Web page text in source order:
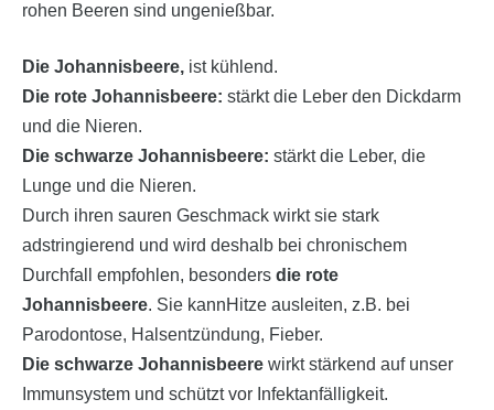
rohen Beeren sind ungenießbar.
Die Johannisbeere, ist kühlend.
Die rote Johannisbeere: stärkt die Leber den Dickdarm
und die Nieren.
Die schwarze Johannisbeere: stärkt die Leber, die
Lunge und die Nieren.
Durch ihren sauren Geschmack wirkt sie stark
adstringierend und wird deshalb bei chronischem
Durchfall empfohlen, besonders die rote
Johannisbeere. Sie kannHitze ausleiten, z.B. bei
Parodontose, Halsentzündung, Fieber.
Die schwarze Johannisbeere wirkt stärkend auf unser
Immunsystem und schützt vor Infektanfälligkeit.